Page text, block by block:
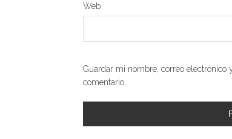
Web
Guardar mi nombre, correo electrónico
comentario.